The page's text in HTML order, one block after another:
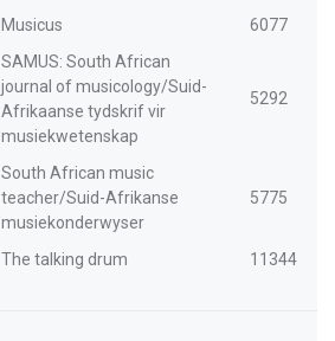
Musicus
6077
SAMUS: South African
journal of musicology/Suid-
Afrikaanse tydskrif vir
musiekwetenskap
5292
South African music
teacher/Suid-Afrikanse
musiekonderwyser
5775
The talking drum 11344